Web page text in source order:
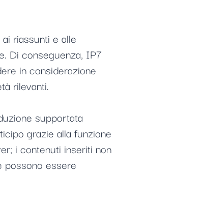
riassunti e alle
Di conseguenza, IP7
in considerazione
rilevanti.
supportata
grazie alla funzione
i contenuti inseriti non
possono essere